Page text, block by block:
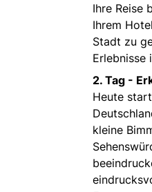
Ihre Reise
Ihrem
Stadt zu
Erlebnisse
2. Tag -
Heute
kleine